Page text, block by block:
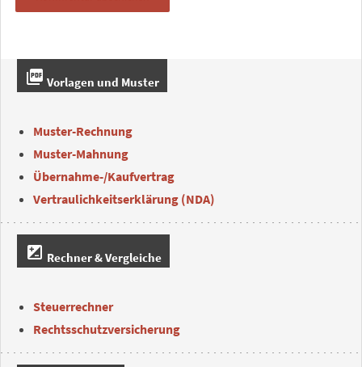
picture_as_pdf Vorlagen und Muster
Muster-Rechnung
Muster-Mahnung
Übernahme-/Kaufvertrag
Vertraulichkeitserklärung (NDA)
iso Rechner & Vergleiche
Steuerrechner
Rechtsschutzversicherung